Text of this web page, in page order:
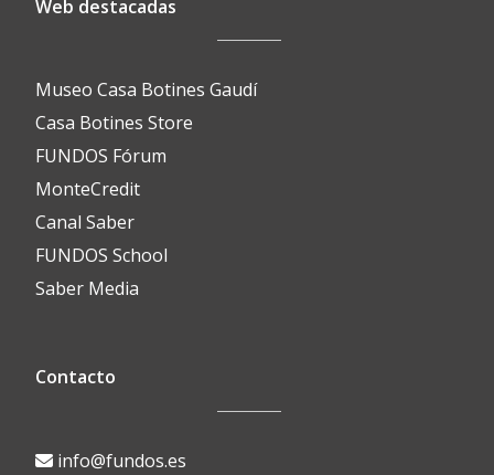
Web destacadas
Museo Casa Botines Gaudí
Casa Botines Store
FUNDOS Fórum
MonteCredit
Canal Saber
FUNDOS School
Saber Media
Contacto
info@fundos.es